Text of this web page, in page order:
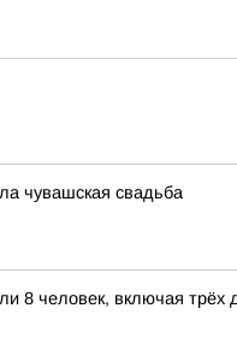
чувашская свадьба
8 человек, включая трёх